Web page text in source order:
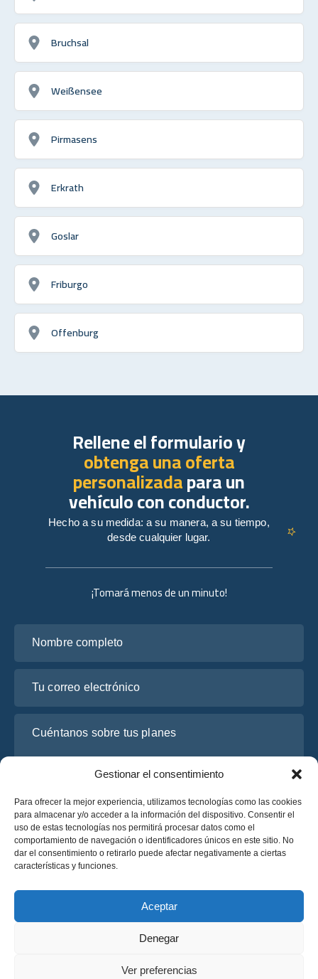
Gestionar el consentimiento
Para ofrecer la mejor experiencia, utilizamos tecnologías como las cookies
para almacenar y/o acceder a la información del dispositivo. Consentir el
uso de estas tecnologías nos permitirá procesar datos como el
comportamiento de navegación o identificadores únicos en este sitio. No
dar el consentimiento o retirarlo puede afectar negativamente a ciertas
características y funciones.
Aceptar
Denegar
Ver preferencias
Bruchsal
Weißensee
Pirmasens
Erkrath
Goslar
Friburgo
Offenburg
¡Tomará menos de un minuto!
He leído y acepto la
Solicite un presupuesto
Solicite un presupuesto
Rellene el formulario y
obtenga una oferta
personalizadapara un
vehículo con conductor.
Hecho a su medida: a su manera, a su tiempo,
desde cualquier lugar.